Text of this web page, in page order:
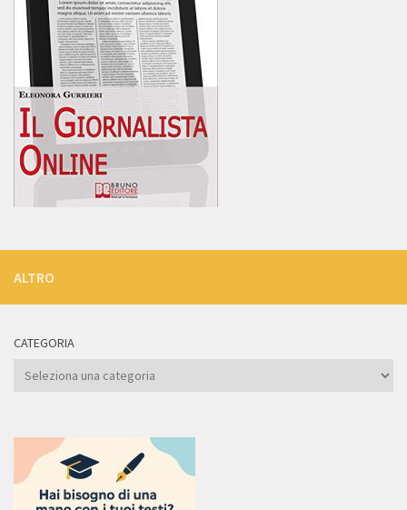
ALTRO
CATEGORIA
Categoria